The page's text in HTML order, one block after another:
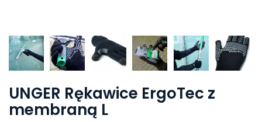
UNGER Rękawice ErgoTec z
membraną L